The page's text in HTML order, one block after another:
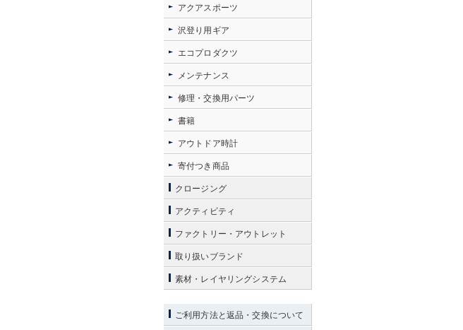
アクアスポーツ
沢登り用ギア
エコプロダクツ
メンテナンス
修理・交換用パーツ
書籍
アウトドア時計
寄付つき商品
クロージング
アクティビティ
ファクトリー・アウトレット
取り扱いブランド
素材・レイヤリングシステム
ご利用方法と返品・交換について